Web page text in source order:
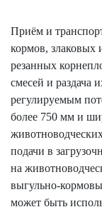
Приём и
кормов, злаковых
резанных
смесей и раздача
регулируемым
более 750 мм и
подачи в
на
выгульно-
может быть